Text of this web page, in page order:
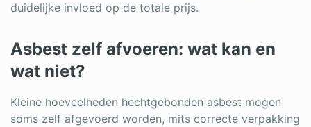
duidelijke invloed op de totale prijs.
Asbest zelf afvoeren: wat kan en
wat niet?
Kleine hoeveelheden hechtgebonden asbest mogen
soms zelf afgevoerd worden, mits correcte verpakking